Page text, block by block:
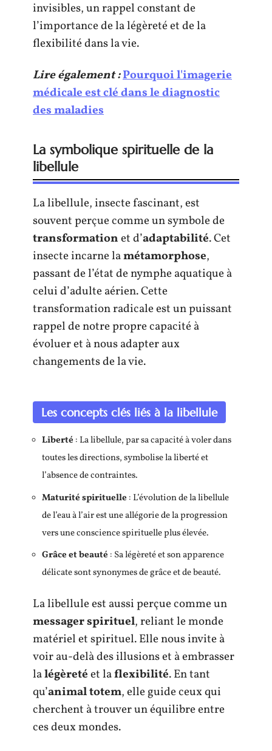
invisibles, un rappel constant de
l’importance de la légèreté et de la
flexibilité dans la vie.
Lire également :Pourquoi l'imagerie
médicale est clé dans le diagnostic
des maladies
La symbolique spirituelle de la
libellule
La libellule, insecte fascinant, est
souvent perçue comme un symbole de
transformationet d’adaptabilité. Cet
insecte incarne lamétamorphose,
passant de l’état de nymphe aquatique à
celui d’adulte aérien. Cette
transformation radicale est un puissant
rappel de notre propre capacité à
évoluer et à nous adapter aux
changements de la vie.
Les concepts clés liés à la libellule
Liberté : La libellule, par sa capacité à voler dans
toutes les directions, symbolise la liberté et
l’absence de contraintes.
Maturité spirituelle : L’évolution de la libellule
de l’eau à l’air est une allégorie de la progression
vers une conscience spirituelle plus élevée.
Grâce et beauté : Sa légèreté et son apparence
délicate sont synonymes de grâce et de beauté.
La libellule est aussi perçue comme un
messager spirituel, reliant le monde
matériel et spirituel. Elle nous invite à
voir au-delà des illusions et à embrasser
lalégèretéet laflexibilité. En tant
qu’animal totem, elle guide ceux qui
cherchent à trouver un équilibre entre
ces deux mondes.